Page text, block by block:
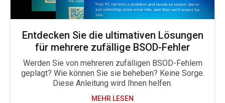
Entdecken Sie die ultimativen Lösungen
für mehrere zufällige BSOD-Fehler
Werden Sie von mehreren zufälligen BSOD-Fehlern
geplagt? Wie können Sie sie beheben? Keine Sorge.
Diese Anleitung wird Ihnen helfen.
MEHR LESEN